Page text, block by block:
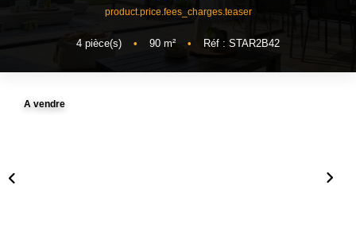
L'AGENCE
product.price.fees_charges.teaser
4 pièce(s) • 90 m² • Réf : STAR2B42
A vendre